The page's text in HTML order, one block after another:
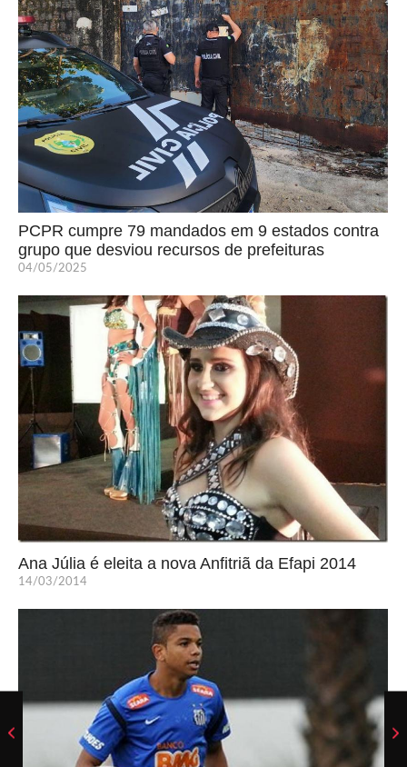
PCPR cumpre 79 mandados em 9 estados contra
grupo que desviou recursos de prefeituras
04/05/2025
Ana Júlia é eleita a nova Anfitriã da Efapi 2014
14/03/2014